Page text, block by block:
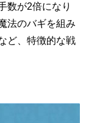
数が2倍になり
法のバギを組み
ど、特徴的な戦